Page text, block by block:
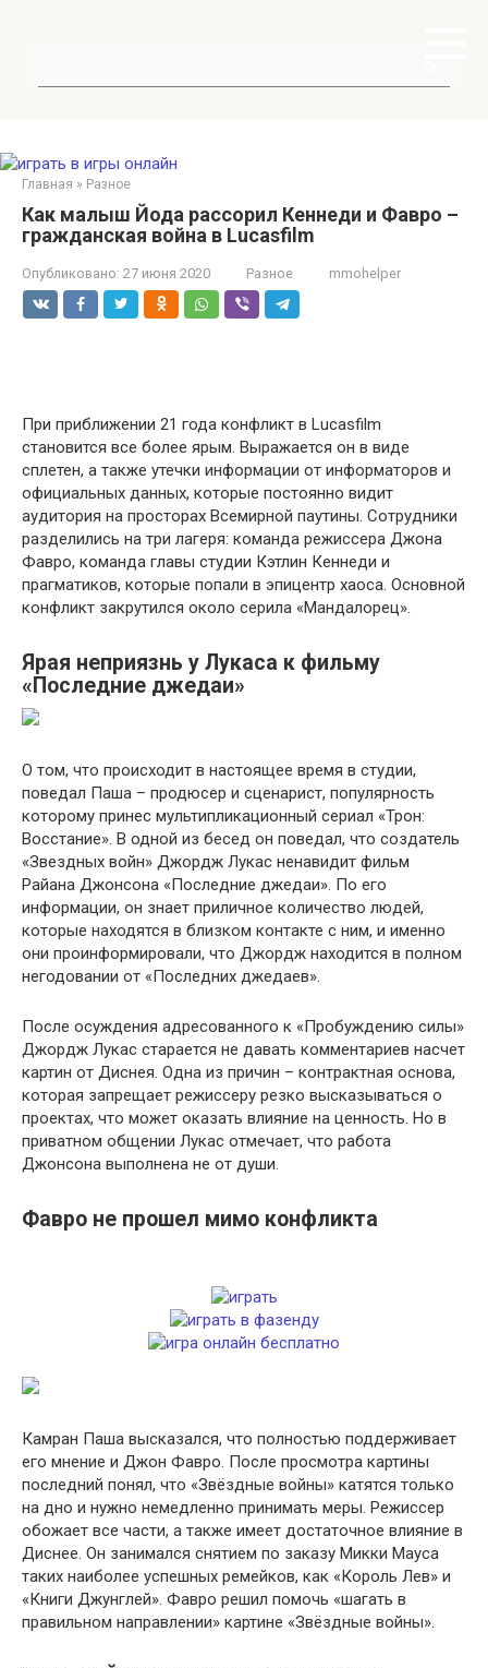
Главная » Разное
Как малыш Йода рассорил Кеннеди и Фавро –
гражданская война в Lucasfilm
Опубликовано: 27 июня 2020 Разное mmohelper
При приближении 21 года конфликт в Lucasfilm
становится все более ярым. Выражается он в виде
сплетен, а также утечки информации от информаторов и
официальных данных, которые постоянно видит
аудитория на просторах Всемирной паутины. Сотрудники
разделились на три лагеря: команда режиссера Джона
Фавро, команда главы студии Кэтлин Кеннеди и
прагматиков, которые попали в эпицентр хаоса. Основной
конфликт закрутился около серила «Мандалорец».
Ярая неприязнь у Лукаса к фильму
«Последние джедаи»
О том, что происходит в настоящее время в студии,
поведал Паша – продюсер и сценарист, популярность
которому принес мультипликационный сериал «Трон:
Восстание». В одной из бесед он поведал, что создатель
«Звездных войн» Джордж Лукас ненавидит фильм
Райана Джонсона «Последние джедаи». По его
информации, он знает приличное количество людей,
которые находятся в близком контакте с ним, и именно
они проинформировали, что Джордж находится в полном
негодовании от «Последних джедаев».
После осуждения адресованного к «Пробуждению силы»
Джордж Лукас старается не давать комментариев насчет
картин от Диснея. Одна из причин – контрактная основа,
которая запрещает режиссеру резко высказываться о
проектах, что может оказать влияние на ценность. Но в
приватном общении Лукас отмечает, что работа
Джонсона выполнена не от души.
Фавро не прошел мимо конфликта
Камран Паша высказался, что полностью поддерживает
его мнение и Джон Фавро. После просмотра картины
последний понял, что «Звёздные войны» катятся только
на дно и нужно немедленно принимать меры. Режиссер
обожает все части, а также имеет достаточное влияние в
Диснее. Он занимался снятием по заказу Микки Мауса
таких наиболее успешных ремейков, как «Король Лев» и
«Книги Джунглей». Фавро решил помочь «шагать в
правильном направлении» картине «Звёздные войны».